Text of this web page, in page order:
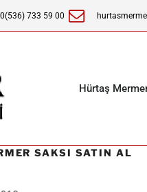
0(536) 733 59 00
Hürtaş
SAKSI SATIN AL